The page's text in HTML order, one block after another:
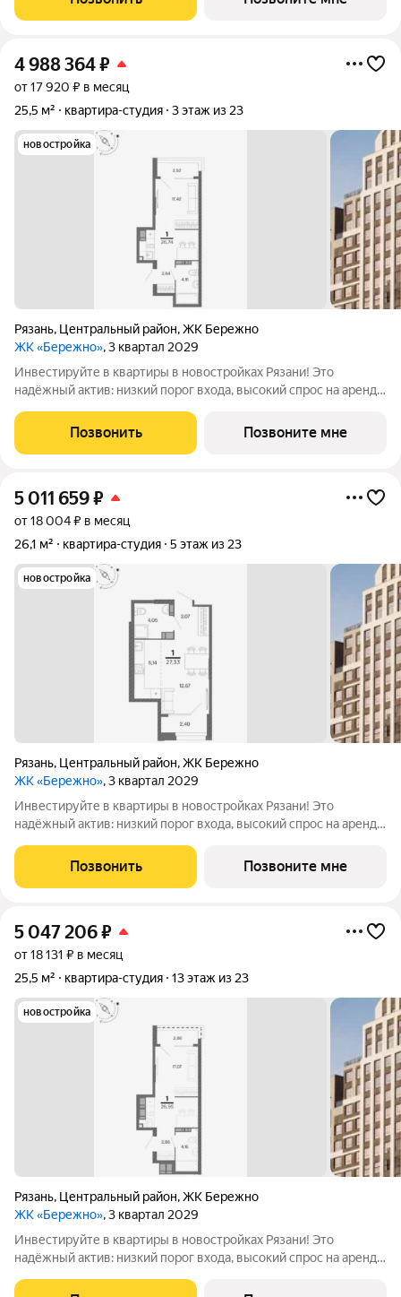
созданный с уважением к городу и
4 988 364₽
от 17 920 ₽ в месяц
25,5 м²
квартира-студия 3 этаж из 23
новостройка
Рязань, Центральный район,ЖК Бережно
ЖК «Бережно», 3 квартал 2029
Инвестируйте в квартиры в новостройках Рязани! Это
надёжный актив: низкий порог входа, высокий спрос на аренду
Жилой квартал «Бережно» это проект класса Бизнес,
созданный с уважением к городу и
Позвонить Позвоните мне
5 011 659₽
от 18 004 ₽ в месяц
26,1 м²
квартира-студия 5 этаж из 23
новостройка
Рязань, Центральный район,ЖК Бережно
ЖК «Бережно», 3 квартал 2029
Инвестируйте в квартиры в новостройках Рязани! Это
надёжный актив: низкий порог входа, высокий спрос на аренду
Жилой квартал «Бережно» это проект класса Бизнес,
созданный с уважением к городу и
Позвонить Позвоните мне
5 047 206₽
от 18 131 ₽ в месяц
25,5 м²
квартира-студия 13 этаж из 23
новостройка
Рязань, Центральный район,ЖК Бережно
ЖК «Бережно», 3 квартал 2029
Инвестируйте в квартиры в новостройках Рязани! Это
надёжный актив: низкий порог входа, высокий спрос на аренду
Жилой квартал «Бережно» это проект класса Бизнес,